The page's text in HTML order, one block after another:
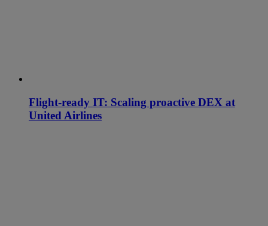
Flight-ready IT: Scaling proactive DEX at
United Airlines